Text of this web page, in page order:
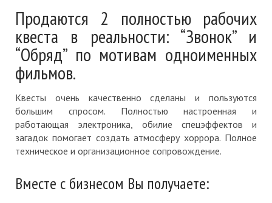
Продаются 2 полностью рабочих
квеста в реальности: “Звонок” и
“Обряд” по мотивам одноименных
фильмов.
Квесты очень качественно сделаны и пользуются
большим спросом. Полностью настроенная и
работающая электроника, обилие спецэффектов и
загадок помогает создать атмосферу хоррора. Полное
техническое и организационное сопровождение.
Вместе с бизнесом Вы получаете: